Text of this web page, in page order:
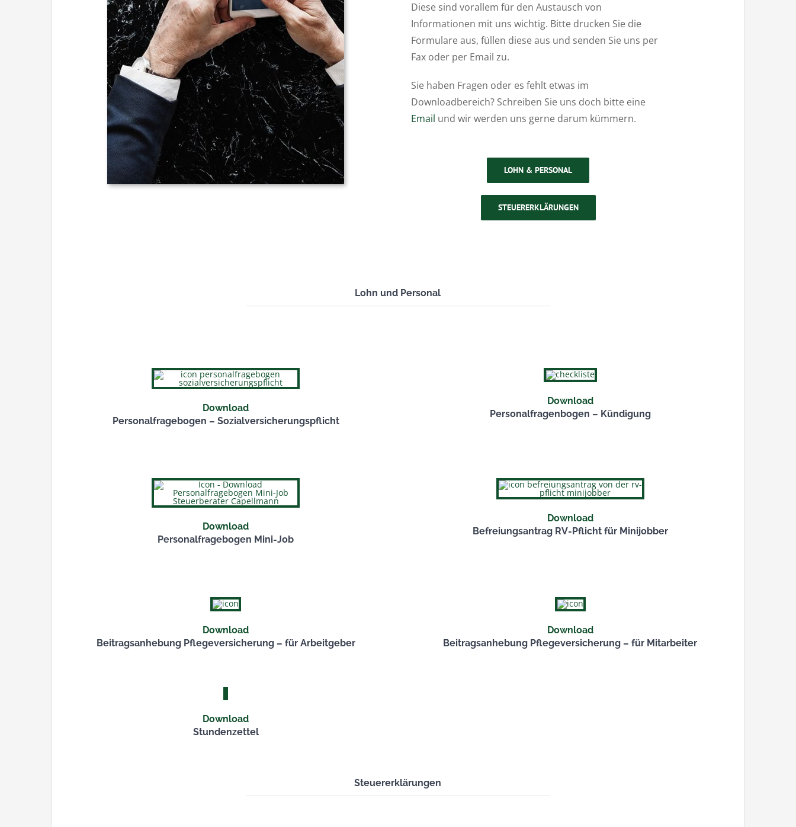
Diese sind vorallem für den Austausch von
Informationen mit uns wichtig. Bitte drucken Sie die
Formulare aus, füllen diese aus und senden Sie uns per
Fax oder per Email zu.
Sie haben Fragen oder es fehlt etwas im
Downloadbereich? Schreiben Sie uns doch bitte eine
Email und wir werden uns gerne darum kümmern.
LOHN & PERSONAL
STEUERERKLÄRUNGEN
Lohn und Personal
Download
Personalfragebogen – Sozialversicherungspflicht
Download
Personalfragenbogen – Kündigung
Download
Personalfragebogen Mini-Job
Download
Befreiungsantrag RV-Pflicht für Minijobber
Download
Beitragsanhebung Pflegeversicherung – für Arbeitgeber
Download
Beitragsanhebung Pflegeversicherung – für Mitarbeiter
Download
Stundenzettel
Steuererklärungen